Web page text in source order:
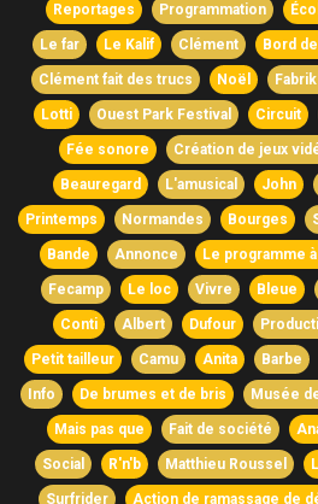
Reportages Programmation
Le far Le Kalif Clément Bord
Clément fait des trucs Noël
Lotti Ouest Park Festival Circuit
Fée sonore Création de jeux
Beauregard L'amusical John
Printemps Normandes Bourges
Bande Annonce Le programme
Fecamp Le loc Vivre Bleue
Conti Albert Dufour
Petit tailleur Camu Anita Barbe
Info De brumes et de bris Musée
Mais pas que Fait de société
Social R'n'b Matthieu Roussel
Surfrider Action de ramassage de